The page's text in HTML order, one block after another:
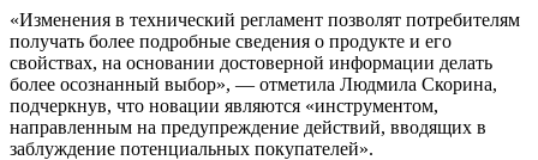
«Изменения в технический регламент позволят потребителям
получать более подробные сведения о продукте и его
свойствах, на основании достоверной информации делать
более осознанный выбор», — отметила Людмила Скорина,
подчеркнув, что новации являются «инструментом,
направленным на предупреждение действий, вводящих в
заблуждение потенциальных покупателей».